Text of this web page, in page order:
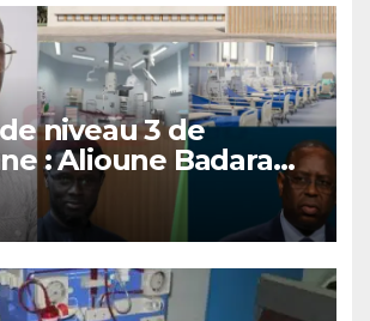
niveau 3 de
: Alioune Badara
appelle Diomaye
l’héritage
Sall